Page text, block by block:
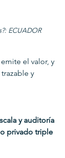
ECUADOR
el valor, y
y
y auditoría
privado triple